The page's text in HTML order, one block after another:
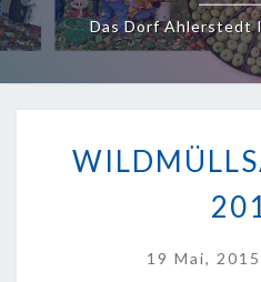
Das Dorf Ahlerstedt
19 Mai, 2015